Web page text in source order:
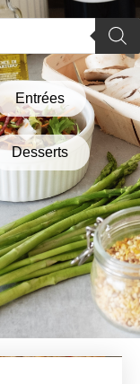
Entrées
Desserts